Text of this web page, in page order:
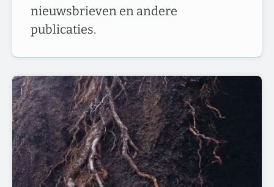
nieuwsbrieven en andere
publicaties.